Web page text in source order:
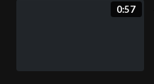
0:57